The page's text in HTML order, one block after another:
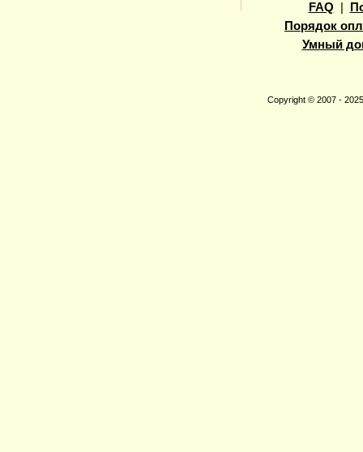
FAQ
Порядок
Умный
Copyright © 2007 -